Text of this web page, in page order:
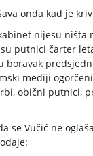
onda kad je kriv
nijesu
putnici čarter
boravak
mediji
obični putnici,
se Vučić ne